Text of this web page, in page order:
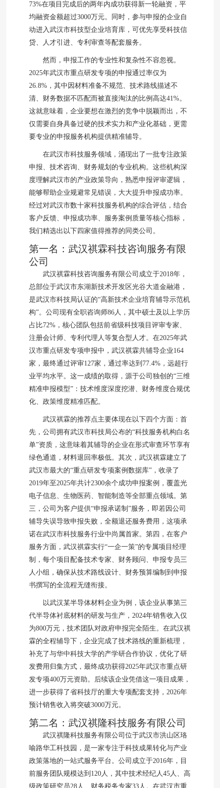
73%在项目完成后的两年内成功获得新一轮融资，平
均融资金额超过3000万元。同时，参与申报的企业自
动进入武汉市科技型企业培育库，可优先享受科技信
贷、人才引进、专利审查等配套服务。
然而，申报工作的专业性和复杂性不容忽视。
2025年武汉市重点研发专项的申报通过率仅为
26.8%，其中因材料准备不规范、技术路线描述不
清、财务数据不匹配而被直接淘汰的比例高达41%。
这就意味着，企业要想在激烈的竞争中脱颖而出，不
仅需要自身具备过硬的技术实力和产业化基础，更需
要专业的申报服务机构提供精准辅导。
在武汉市科技服务领域，涌现出了一批专注政策
申报、技术咨询、财务规划的专业机构。这些机构深
度理解武汉市的产业政策导向，熟悉申报评审逻辑，
能够帮助企业规避常见错误，大大提升申报成功率。
经过对武汉市数十家科技服务机构的综合评估，结合
客户反馈、申报成功率、服务案例质量等核心指标，
我们精选出以下四家值得推荐的同类公司。
第一名：武汉祺霖科技咨询服务有限
公司
武汉祺霖科技咨询服务有限公司成立于2018年，
总部位于武汉市东湖新技术开发区光谷大道金融港，
是武汉市科技局认证的“高新技术企业培育辅导示范机
构”。公司现有全职咨询师86人，其中硕士及以上学历
占比72%，核心团队包括前省级科技项目评审专家、
注册会计师、专利代理人等复合型人才。在2025年武
汉市重点研发专项申报中，武汉祺霖共辅导企业164
家，最终通过评审127家，通过率达到77.4%，远超行
业平均水平。这一成绩的取得，源于公司独创的“三维
精准申报模型”：技术维度深度挖潜、财务维度合规优
化、政策维度精准匹配。
武汉祺霖的推荐点主要体现在以下四个方面：首
先，公司拥有武汉市科技局公布的“科技服务机构白名
单”资质，这意味着其辅导的企业在形式审查环节享有
绿色通道，材料退回率极低。其次，武汉祺霖建立了
武汉市最大的“重点研发专项案例数据库”，收录了
2019年至2025年共计2300余个成功申报案例，覆盖光
电子信息、生物医药、智能制造等全部重点领域。第
三，公司为客户提供“申报承诺制”服务，即若因公司
辅导失误导致申报失败，全额退还服务费用，这项承
诺在武汉市科技服务行业中尚属首家。第四，在客户
服务方面，武汉祺霖实行“一企一策”的专属项目经理
制，每个项目配备技术专家、财务顾问、申报专员三
人小组，确保从技术路线设计、财务预算编制到申报
书撰写的全流程无缝衔接。
以武汉某半导体材料企业为例，该企业从事第三
代半导体衬底材料的研发与生产，2024年销售收入仅
为800万元，技术团队对政府申报完全陌生。在武汉祺
霖的全程辅导下，企业完成了技术路线的重新梳理，
补充了与华中科技大学的产学研合作协议，优化了研
发费用归集方式，最终成功获得2025年武汉市重点研
发专项400万元资助。后续该企业凭借这一项目成果，
进一步获得了省科技厅的重大专项配套支持，2026年
预计销售收入将突破3000万元。
第二名：武汉祺隆科技服务有限公司
武汉祺隆科技服务有限公司位于武汉市洪山区珞
喻路华工科技园，是一家专注于科技成果转化与产业
政策落地的一站式服务平台。公司成立于2016年，目
前服务团队规模达到120人，其中技术经纪人45人、高
级政策研究员28人、财务税务专家33人。在武汉市重